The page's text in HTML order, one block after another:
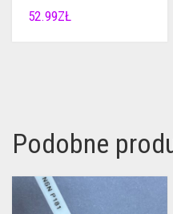
52.99ZŁ
Podobne